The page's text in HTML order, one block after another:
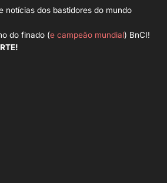
notícias dos bastidores do mundo
do finado (e campeão mundial) BnCI!